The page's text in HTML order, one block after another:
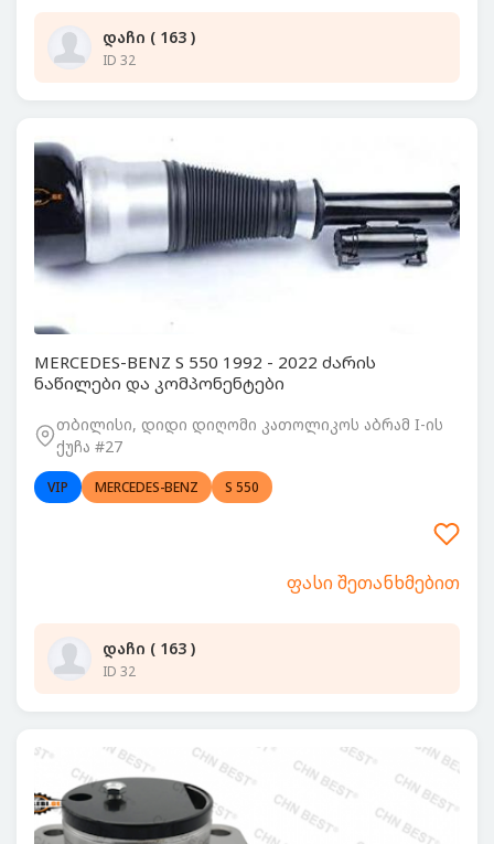
დაჩი ( 163 )
ID 32
MERCEDES-BENZ S 550 1992 - 2022 ძარის
ნაწილები და კომპონენტები
თბილისი, დიდი დიღომი კათოლიკოს აბრამ I-ის
ქუჩა #27
VIP MERCEDES-BENZ S 550
ფასი შეთანხმებით
დაჩი ( 163 )
ID 32